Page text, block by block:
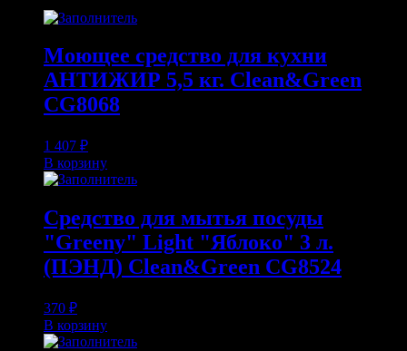
Моющее средство для кухни
АНТИЖИР 5,5 кг. Clean&Green
CG8068
1 407 ₽
В корзину
Средство для мытья посуды
"Greeny" Light "Яблоко" 3 л.
(ПЭНД) Clean&Green CG8524
370 ₽
В корзину